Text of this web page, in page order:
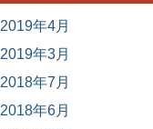
2019年4月
2019年3月
2018年7月
2018年6月